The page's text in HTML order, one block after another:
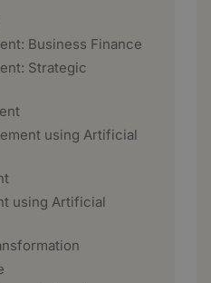
Business Finance
Strategic
using Artificial
using Artificial